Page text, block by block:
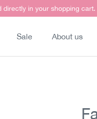
in your shopping
Sale About us